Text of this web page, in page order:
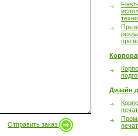
Отправить заказ
Дизайн